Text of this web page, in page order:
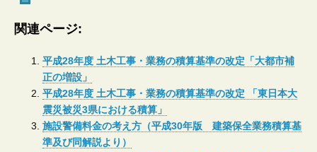
関連ページ:
平成28年度 土木工事・業務の積算基準の改定「大都市補
正の増設」
平成28年度 土木工事・業務の積算基準の改定 「東日本大
震災被災3県における積算」
施設警備料金の考え方（平成30年版 建築保全業務積算基
準及び同解説より）